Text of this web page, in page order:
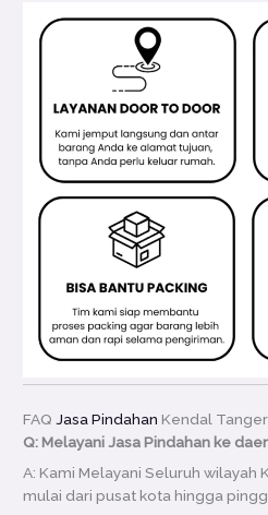
FAQ Jasa Pindahan Kendal
Q: Melayani Jasa Pindahan ke
A: Kami Melayani Seluruh wilayah
mulai dari pusat kota hingga